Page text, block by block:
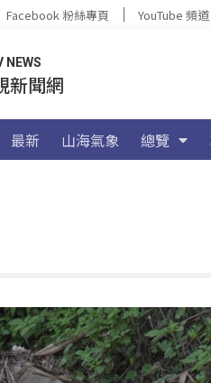
Facebook 粉絲專頁 YouTube 頻道
NEWS
新聞網
最新 山海氣象 總覽